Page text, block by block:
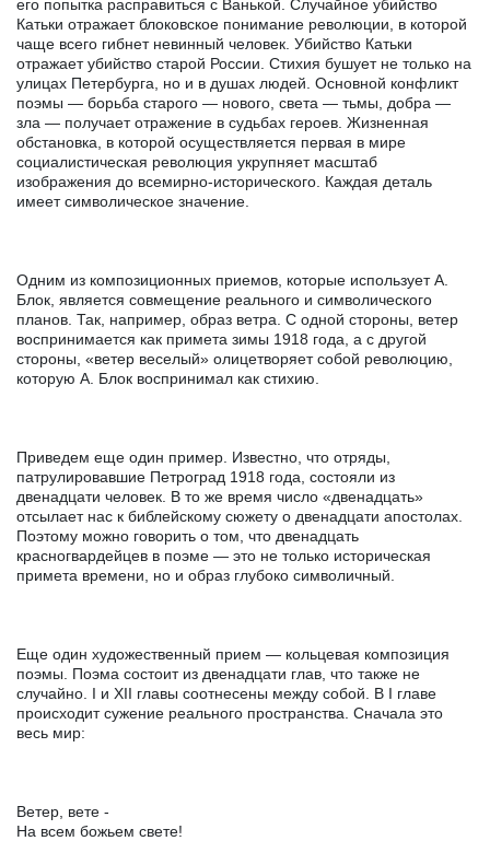
его попытка расправиться с Ванькой. Случайное убийство
Катьки отражает блоковское понимание революции, в которой
чаще всего гибнет невинный человек. Убийство Катьки
отражает убийство старой России. Стихия бушует не только на
улицах Петербурга, но и в душах людей. Основной конфликт
поэмы — борьба старого — нового, света — тьмы, добра —
зла — получает отражение в судьбах героев. Жизненная
обстановка, в которой осуществляется первая в мире
социалистическая революция укрупняет масштаб
изображения до всемирно-исторического. Каждая деталь
имеет символическое значение.
Одним из композиционных приемов, которые использует А.
Блок, является совмещение реального и символического
планов. Так, например, образ ветра. С одной стороны, ветер
воспринимается как примета зимы 1918 года, а с другой
стороны, «ветер веселый» олицетворяет собой революцию,
которую А. Блок воспринимал как стихию.
Приведем еще один пример. Известно, что отряды,
патрулировавшие Петроград 1918 года, состояли из
двенадцати человек. В то же время число «двенадцать»
отсылает нас к библейскому сюжету о двенадцати апостолах.
Поэтому можно говорить о том, что двенадцать
красногвардейцев в поэме — это не только историческая
примета времени, но и образ глубоко символичный.
Еще один художественный прием — кольцевая композиция
поэмы. Поэма состоит из двенадцати глав, что также не
случайно. I и XII главы соотнесены между собой. В I главе
происходит сужение реального пространства. Сначала это
весь мир:
Ветер, вете -
На всем божьем свете!